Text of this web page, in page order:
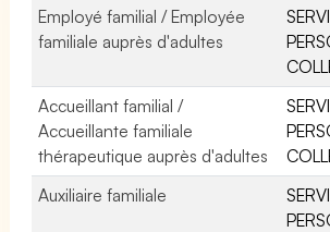
Employé familial / Employée
familiale auprès d'adultes
Accueillant familial /
Accueillante familiale
thérapeutique auprès d'adultes
Auxiliaire familiale